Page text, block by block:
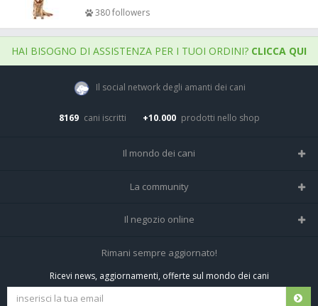
380 followers
HAI BISOGNO DI ASSISTENZA PER I TUOI ORDINI? CLICCA QUI
Il social network degli amanti dei cani
8169 cani iscritti +10.000 prodotti nello shop
Il mondo dei cani
Tutte le razze
La community
Home
Tutti i cani iscritti
Il negozio online
Negozio per cani
Spedizioni e resi
Rimani sempre aggiornato!
Ricevi news, aggiornamenti, offerte sul mondo dei cani